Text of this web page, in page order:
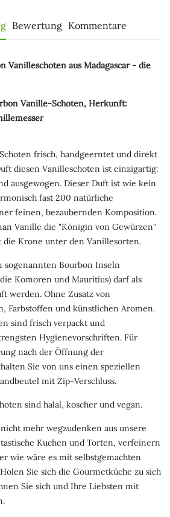
Bewertung Kommentare
Vanilleschoten aus Madagascar - die
Vanille-Schoten, Herkunft:
frisch, handgeerntet und direkt
diesen Vanilleschoten ist einzigartig:
ausgewogen. Dieser Duft ist wie kein
fast 200 natürliche
feinen, bezaubernden Komposition.
Vanille die "Königin von Gewürzen"
die Krone unter den Vanillesorten.
sogenannten Bourbon Inseln
Komoren und Mauritius) darf als
werden. Ohne Zusatz von
Farbstoffen und künstlichen Aromen.
sind frisch verpackt und
Hygienevorschriften. Für
nach der Öffnung der
Sie von uns einen speziellen
mit Zip-Verschluss.
sind halal, koscher und vegan.
mehr wegzudenken aus unsere
Kuchen und Torten, verfeinern
wie wäre es mit selbstgemachten
Sie sich die Gourmetküche zu sich
Sie sich und Ihre Liebsten mit